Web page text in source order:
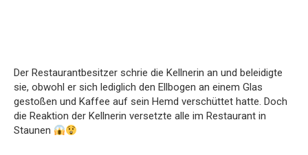
Der Restaurantbesitzer schrie die Kellnerin an und beleidigte
sie, obwohl er sich lediglich den Ellbogen an einem Glas
gestoßen und Kaffee auf sein Hemd verschüttet hatte. Doch
die Reaktion der Kellnerin versetzte alle im Restaurant in
Staunen